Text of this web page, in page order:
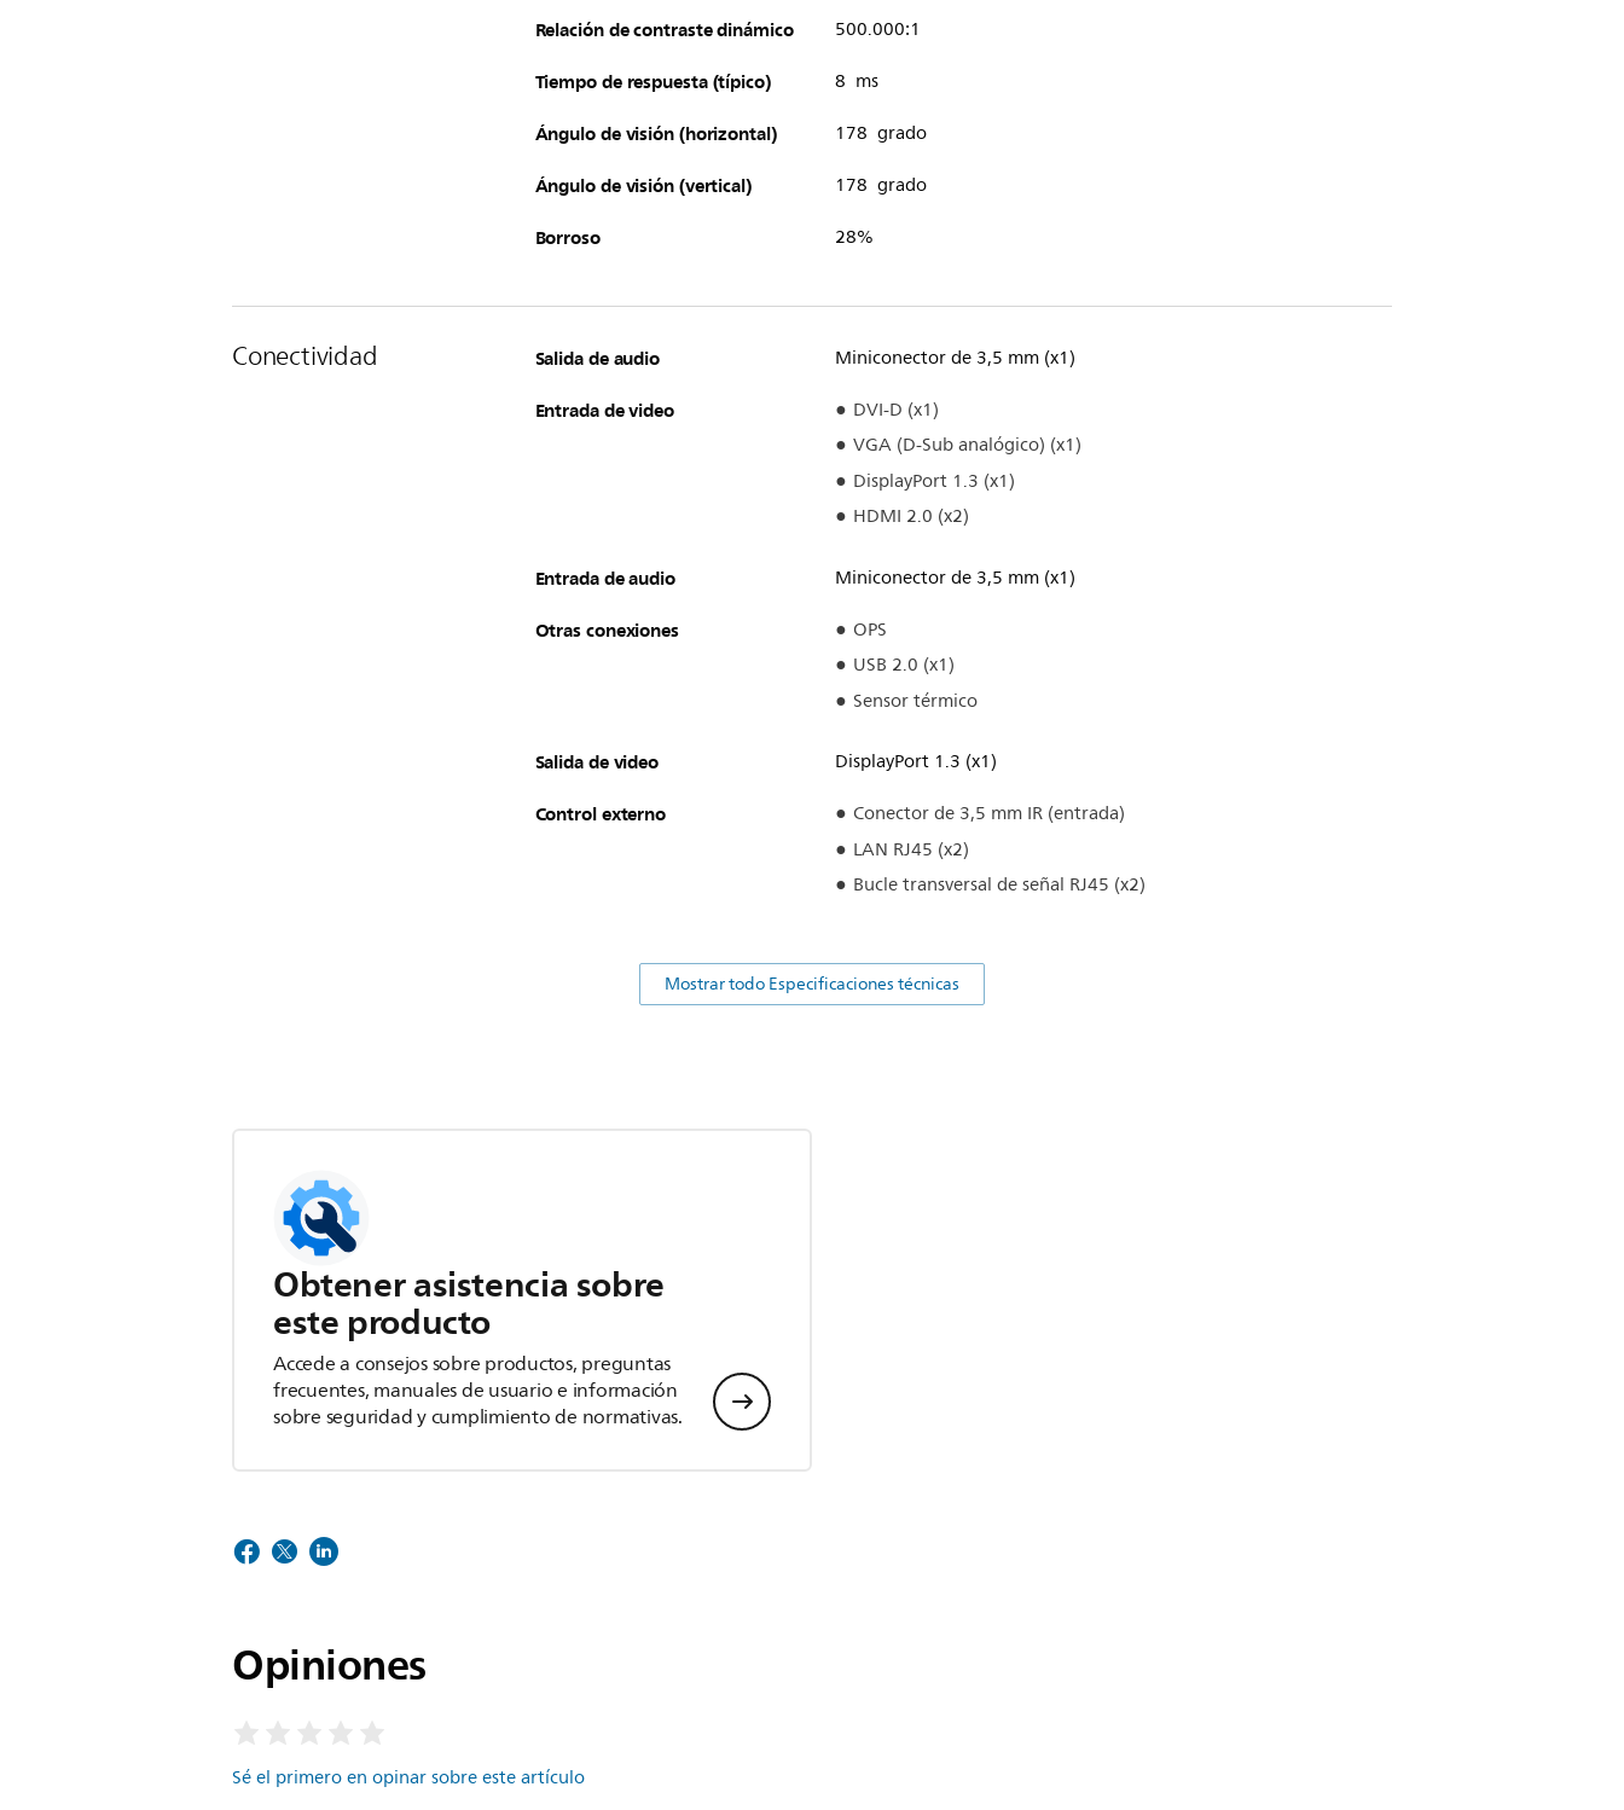
Relación de contraste dinámico 500.000:1
Tiempo de respuesta (típico) 8 ms
Ángulo de visión (horizontal) 178 grado
Ángulo de visión (vertical) 178 grado
Borroso 28%
Conectividad Salida de audio Miniconector de 3,5 mm (x1)
Entrada de video
DVI-D (x1)
VGA (D-Sub analógico) (x1)
DisplayPort 1.3 (x1)
HDMI 2.0 (x2)
Entrada de audio Miniconector de 3,5 mm (x1)
Otras conexiones
OPS
USB 2.0 (x1)
Sensor térmico
Salida de video DisplayPort 1.3 (x1)
Control externo
Conector de 3,5 mm IR (entrada)
LAN RJ45 (x2)
Bucle transversal de señal RJ45 (x2)
Mostrar todo Especificaciones técnicas
Obtener asistencia sobre
este producto
Accede a consejos sobre productos, preguntas
frecuentes, manuales de usuario e información
sobre seguridad y cumplimiento de normativas.
Opiniones
Sé el primero en opinar sobre este artículo